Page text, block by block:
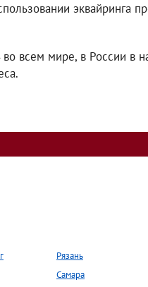
эквайринга
всем мире, в России в
Рязань
Самара